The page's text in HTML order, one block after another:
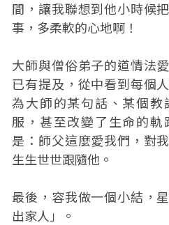
間，讓我聯想到他小時候
事，多柔軟的心地啊！
大師與僧俗弟子的道情法
已有提及，從中看到每個
為大師的某句話、某個
服，甚至改變了生命的
是：師父這麼愛我們，對
生生世世跟隨他。
最後，容我做一個小結，
出家人」。